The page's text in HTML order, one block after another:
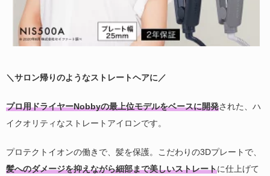
＼サロン帰りのようなストレートヘアに／
プロ用ドライヤーNobbyの最上位モデルをベースに開発された、ハ
イクオリティなストレートアイロンです。
プロテクトイオンの働きで、髪を保護。こだわりの3Dプレートで、
髪へのダメージを抑えながら細部まで美しいストレートに仕上げて